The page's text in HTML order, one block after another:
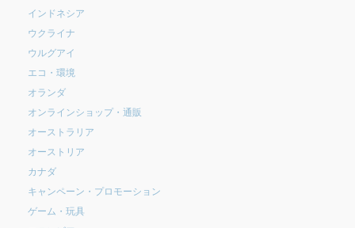
インドネシア
ウクライナ
ウルグアイ
エコ・環境
オランダ
オンラインショップ・通販
オーストラリア
オーストリア
カナダ
キャンペーン・プロモーション
ゲーム・玩具